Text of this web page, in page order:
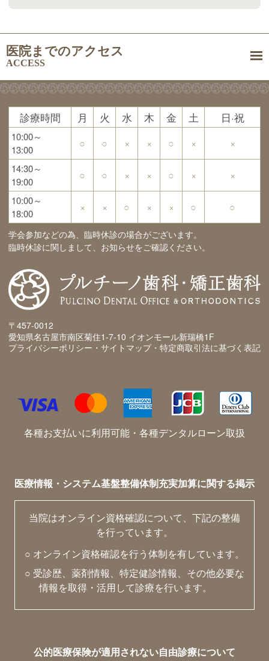
医院までのアクセス
ACCESS
診療時間 月 火 水 木 金 土 日·祝
10:00～
13:00
○ ○ × × ○ × ×
14:30～
19:00
○ ○ × × ○ × ×
10:00～
18:00
× × ○ × × ○ ○
学会参加などの為、臨時休診の場合がございます。
臨時休診に関しまして、お知らせをご確認ください。
〒457-0012
愛知県名古屋市南区菊住1-7-10 イオンモール新瑞橋1F
プライバシーポリシー・サイトマップ・特定商取引法に基づく表記
各種お支払いに利用可能・各種デンタルローン取扱
医療情報・システム基盤整備体制充実加算に関する掲示
当院はオンライン資格確認について、下記の整備
を行っています。
○ オンライン資格確認を行う体制を有しています。
○ 受診歴、薬剤情報、特定健診情報、その他必要な
情報を取得・活用して診療を行います。
公的医療保険が適用されない自由診療について